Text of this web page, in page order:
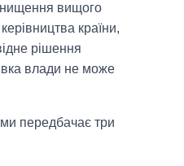
вищого
країни,
рішення
влади не може
передбачає три